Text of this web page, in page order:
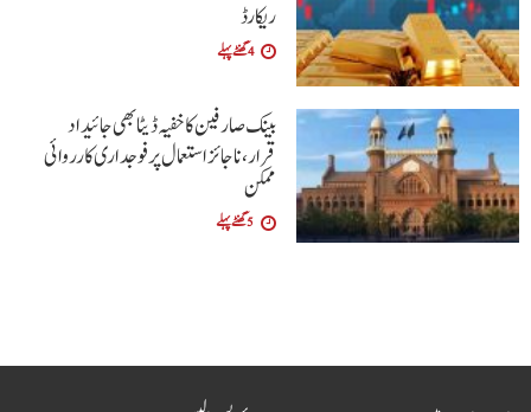
ریکارڈ
4 گھنٹے پہلے
بینک صارفین کا خفیہ ڈیٹا بھی جائیداد
قرار،ناجائز استعمال پر فوجداری کارروائی
ممکن
5 گھنٹے پہلے